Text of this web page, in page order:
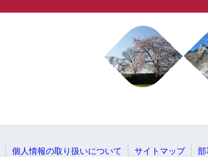
個人情報の取り扱いについて サイトマップ 部